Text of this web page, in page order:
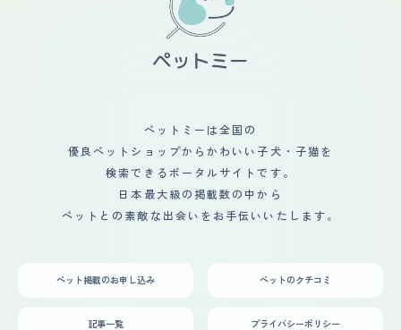
ペットミーは全国の
優良ペットショップからかわいい子犬・子猫を
検索できるポータルサイトです。
日本最大級の掲載数の中から
ペットとの素敵な出会いをお手伝いいたします。
ペット掲載のお申し込み ペットのクチコミ
記事一覧 プライバシーポリシー